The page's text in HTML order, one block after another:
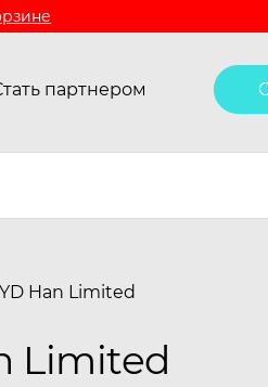
партнером
Han Limited
Limited